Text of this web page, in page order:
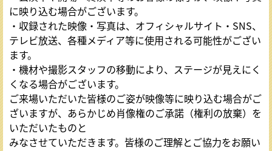
に映り込む場合がございます。
・収録された映像・写真は、オフィシャルサイト・SNS、
テレビ放送、各種メディア等に使用される可能性がござい
ます。
・機材や撮影スタッフの移動により、ステージが見えにく
くなる場合がございます。
ご来場いただいた皆様のご姿が映像等に映り込む場合がご
ざいますが、あらかじめ肖像権のご承諾（権利の放棄）を
いただいたものと
みなさせていただきます。皆様のご理解とご協力をお願い